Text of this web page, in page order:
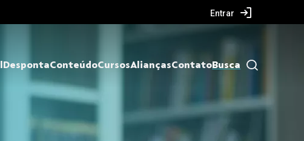
Entrar
DespontaConteúdoCursosAliançasContatoBusca